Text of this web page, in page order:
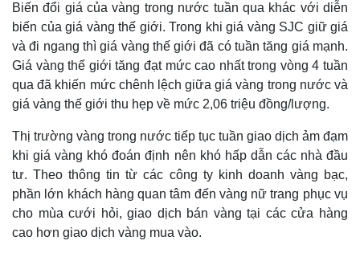
Biến đổi giá của vàng trong nước tuần qua khác với diễn
biến của giá vàng thế giới. Trong khi giá vàng SJC giữ giá
và đi ngang thì giá vàng thế giới đã có tuần tăng giá mạnh.
Giá vàng thế giới tăng đạt mức cao nhất trong vòng 4 tuần
qua đã khiến mức chênh lệch giữa giá vàng trong nước và
giá vàng thế giới thu hẹp về mức 2,06 triệu đồng/lượng.
Thị trường vàng trong nước tiếp tục tuần giao dịch ảm đạm
khi giá vàng khó đoán định nên khó hấp dẫn các nhà đầu
tư. Theo thông tin từ các công ty kinh doanh vàng bạc,
phần lớn khách hàng quan tâm đến vàng nữ trang phục vụ
cho mùa cưới hỏi, giao dịch bán vàng tại các cửa hàng
cao hơn giao dịch vàng mua vào.